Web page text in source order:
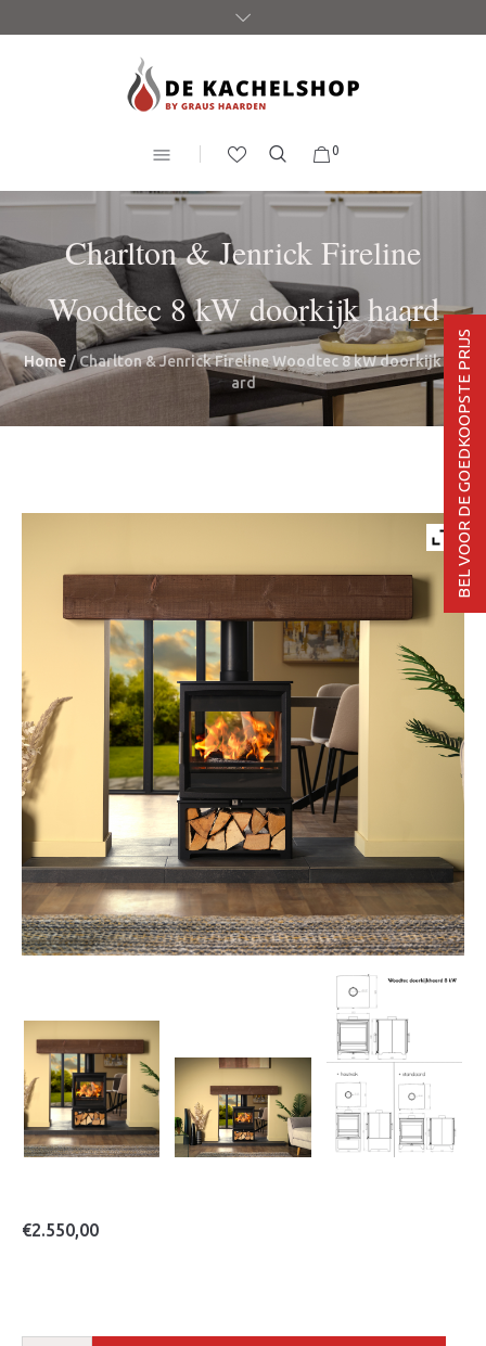
0
Charlton & Jenrick Fireline
Woodtec 8 kW doorkijk haard
Home / Charlton & Jenrick Fireline Woodtec 8 kW doorkijk ha
ard
€2.550,00
BEL VOOR DE GOEDKOOPSTE PRIJS